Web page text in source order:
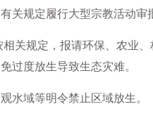
关规定履行大型宗教活动审
规定，报请环保、农业、
过度放生导致生态灾难。
域等明令禁止区域放生。